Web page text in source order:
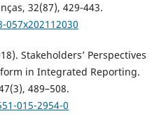
32(87), 429-443.
Stakeholders’ Perspectives
in Integrated Reporting.
489–508.
015-2954-0